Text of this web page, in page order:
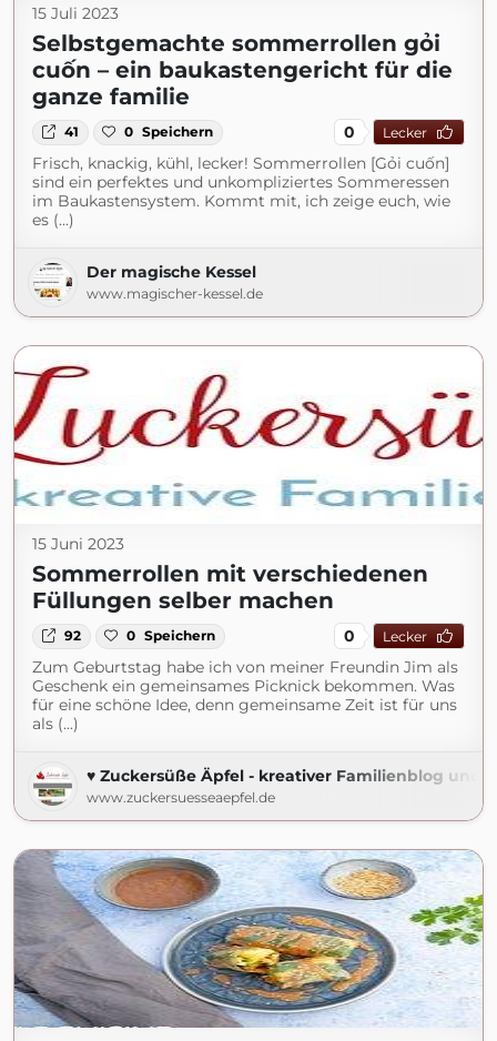
15 Juli 2023
Selbstgemachte sommerrollen gỏi
cuốn – ein baukastengericht für die
ganze familie
41 0 Speichern 0 Lecker
Frisch, knackig, kühl, lecker! Sommerrollen [Gỏi cuốn]
sind ein perfektes und unkompliziertes Sommeressen
im Baukastensystem. Kommt mit, ich zeige euch, wie
es (...)
Der magische Kessel
www.magischer-kessel.de
15 Juni 2023
Sommerrollen mit verschiedenen
Füllungen selber machen
92 0 Speichern 0 Lecker
Zum Geburtstag habe ich von meiner Freundin Jim als
Geschenk ein gemeinsames Picknick bekommen. Was
für eine schöne Idee, denn gemeinsame Zeit ist für uns
als (...)
♥ Zuckersüße Äpfel - kreativer Familienblog und
www.zuckersuesseaepfel.de